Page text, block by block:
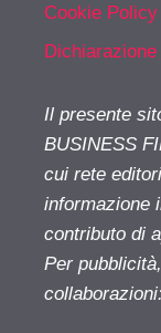
Cookie
Il presente
BUSINESS
cui rete
informazione
contributo di
Per
collaborazioni: